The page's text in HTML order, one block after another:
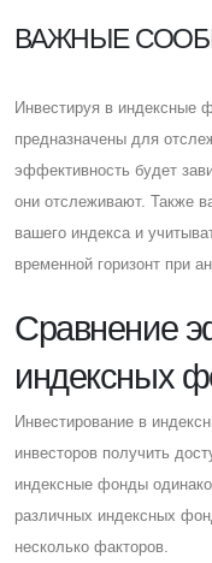
ВАЖНЫЕ
Инвестируя в индексные
предназначены для
эффективность будет
они отслеживают. Также
вашего индекса и
временной горизонт при
Cравнение
индексных
Инвестирование в
инвесторов получить
индексные фонды
различных индексных
несколько факторов.